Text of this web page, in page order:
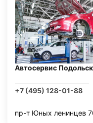
Автосервис Подольск
+7 (495) 128-01-88
пр-т Юных ленинцев